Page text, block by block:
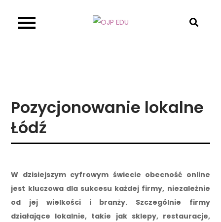
Pozycjonowanie lokalne
Łódź
W dzisiejszym cyfrowym świecie obecność online
jest kluczowa dla sukcesu każdej firmy, niezależnie
od jej wielkości i branży. Szczególnie firmy
działające lokalnie, takie jak sklepy, restauracje,